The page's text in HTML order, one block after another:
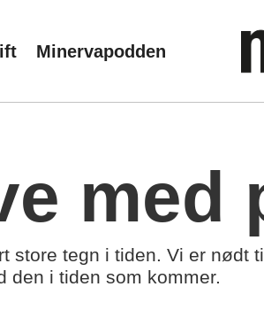
Minervapodden
med
store tegn i tiden. Vi er nødt
den i tiden som kommer.